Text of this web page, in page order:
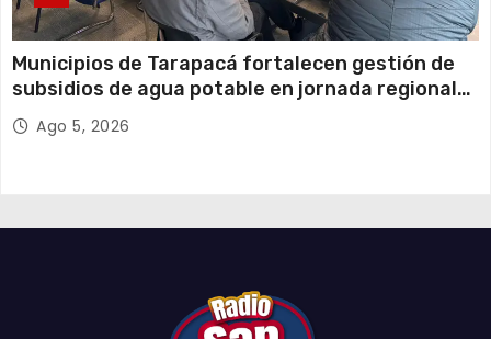
Municipios de Tarapacá fortalecen gestión de
subsidios de agua potable en jornada regional
organizada por Aguas del Altiplano y ANDESS
Ago 5, 2026